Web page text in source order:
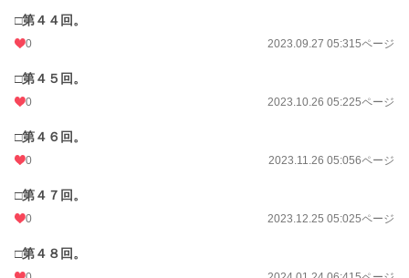
□第４４回。
0 2023.09.27 05:315ページ
□第４５回。
0 2023.10.26 05:225ページ
□第４６回。
0 2023.11.26 05:056ページ
□第４７回。
0 2023.12.25 05:025ページ
□第４８回。